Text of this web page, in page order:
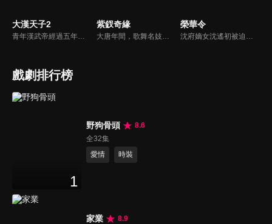
大漢天子2
青年漢武帝經過五年執政，平息後宮勢力、抗拒外患入侵、粉碎政變陰謀，坐穩了皇帝寶座，正是開展雄才大略之時。能臣汲黯受到賞識，並引薦另一位奇才主父偃，漢武帝視其張固再世，委以重任。國力強盛使漢武帝屢屢北伐外族，只是規模巨大的戰爭使漢室逐漸捉襟見肘，諸侯勢力蠢蠢欲動。
紫釵奇緣
大唐年間，歌舞名妓霍小玉、風流俠客納蘭東、書香才子李益和巾幗紅顏盧靖瀾為首的風騷人物，彼此錯綜複雜的命運與感情糾葛。一場指腹為婚的誤會，造成浪漫卻無果的錯點鴛鴦，他們在階級差異與強權壓迫中勇於追求真愛，在宮廷權謀與世俗現實的拉扯中身不由己地被推向命運的叉路...
榮華令
沈府嫡女沈遙初被迫嫁與“已故”將軍黎靖川，卻發現他竟假死歸來。母親含冤慘死後，她誓要查明真相，與黎靖川從互相利用到並肩為盟。兩人攜手於深宅內院中鬥主母、破陰謀、查命案，最終聯手揭開了府內多年的陰謀，也在一次次並肩中收穫了真正的感情...
戲劇排行榜
1
野狗骨頭
8.6
全32集
愛情
時裝
家業
8.9